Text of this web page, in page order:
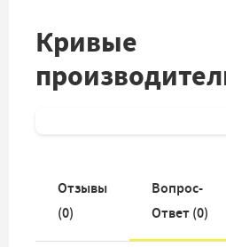
Кривые
Отзывы
(0)
Вопрос-
Ответ (0)